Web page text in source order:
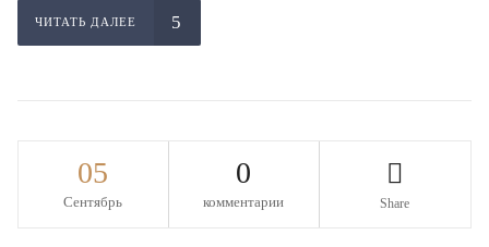
ЧИТАТЬ ДАЛЕЕ
05
Сентябрь
0
комментарии Share